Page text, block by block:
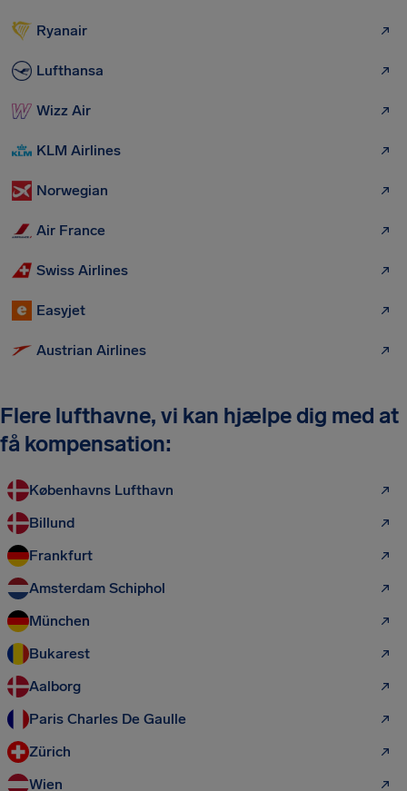
Ryanair
Lufthansa
Wizz Air
KLM Airlines
Norwegian
Air France
Swiss Airlines
Easyjet
Austrian Airlines
Flere lufthavne, vi kan hjælpe dig med at
få kompensation:
Københavns Lufthavn
Billund
Frankfurt
Amsterdam Schiphol
München
Bukarest
Aalborg
Paris Charles De Gaulle
Zürich
Wien